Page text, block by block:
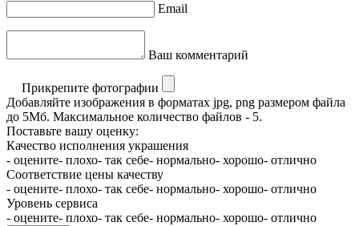
Email
Ваш комментарий
Прикрепите фотографии
Добавляйте изображения в форматах jpg, png размером файла
до 5Мб. Максимальное количество файлов - 5.
Поставьте вашу оценку:
Качество исполнения украшения
- оцените- плохо- так себе- нормально- хорошо- отлично
Соответствие цены качеству
- оцените- плохо- так себе- нормально- хорошо- отлично
Уровень сервиса
- оцените- плохо- так себе- нормально- хорошо- отлично